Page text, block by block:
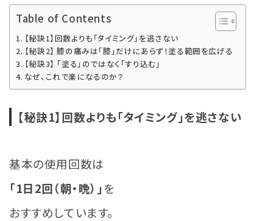
Table of Contents
【秘訣1】回数よりも「タイミング」を逃さない
【秘訣2】 膝の痛みは「膝」だけにあらず！塗る範囲を広げる
【秘訣3】 「塗る」のではなく「すり込む」
なぜ、これで楽になるのか？
【秘訣1】 回数よりも「タイミング」を逃さない
基本の使用回数は
「1日2回（朝・晩）」を
おすすめしています。